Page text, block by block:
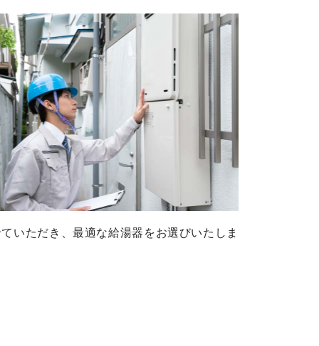
いただき、最適な給湯器をお選びいたしま